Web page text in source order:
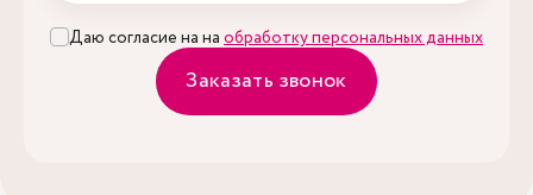
Даю согласие на на обработку персональных данных
Заказать звонок